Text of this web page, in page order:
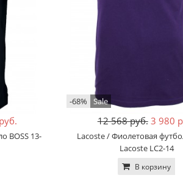
BOSS 13-
-68% Sale
12 568 руб. 3 980
Lacoste / Фиолетовая
Lacoste LC2-14
В корзину